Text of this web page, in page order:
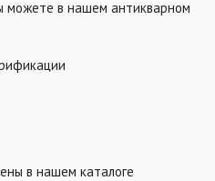
можете в нашем антикварном
в нашем каталоге